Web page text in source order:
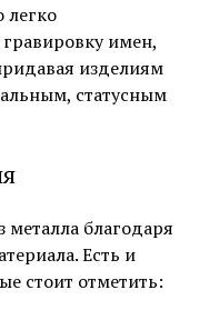
имен,
изделиям
статусным
благодаря
Есть и
стоит отметить: